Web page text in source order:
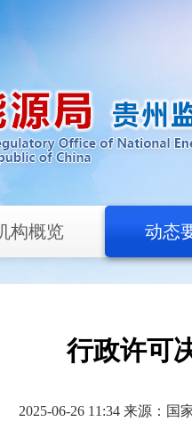
构概览 动态
行政许可
2025-06-26 11:34 来源：国